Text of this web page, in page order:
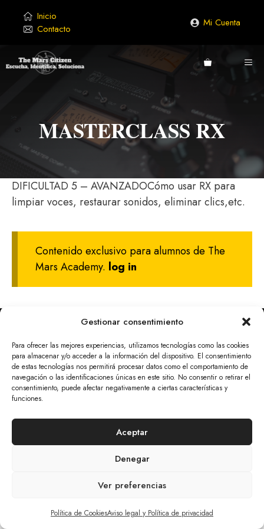
Gestionar consentimiento
Para ofrecer las mejores experiencias, utilizamos tecnologías como las cookies
para almacenar y/o acceder a la información del dispositivo. El consentimiento
de estas tecnologías nos permitirá procesar datos como el comportamiento de
navegación o las identificaciones únicas en este sitio. No consentir o retirar el
consentimiento, puede afectar negativamente a ciertas características y
funciones.
Aceptar
Denegar
Ver preferencias
Política de CookiesAviso legal y Política de privacidad
Inicio
Contacto
Mi Cuenta
MASTERCLASS RX
DIFICULTAD 5 – AVANZADOCómo usar RX para
limpiar voces, restaurar sonidos, eliminar clics,etc.
Contenido exclusivo para alumnos de The
Mars Academy. log in
© 2026 The Mars Citizen
Aviso Legal Y Política De PrivacidadCookies
Tratamiento De Datos Personales
Política De Devoluciones Y Anulaciones
0,00€